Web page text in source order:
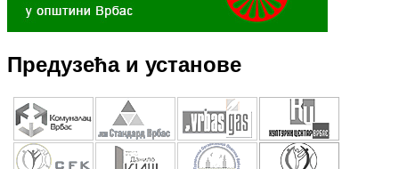
Предузећа и установе